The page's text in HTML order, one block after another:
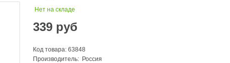
Нет на складе
339 руб
Код товара: 63848
Производитель: Россия